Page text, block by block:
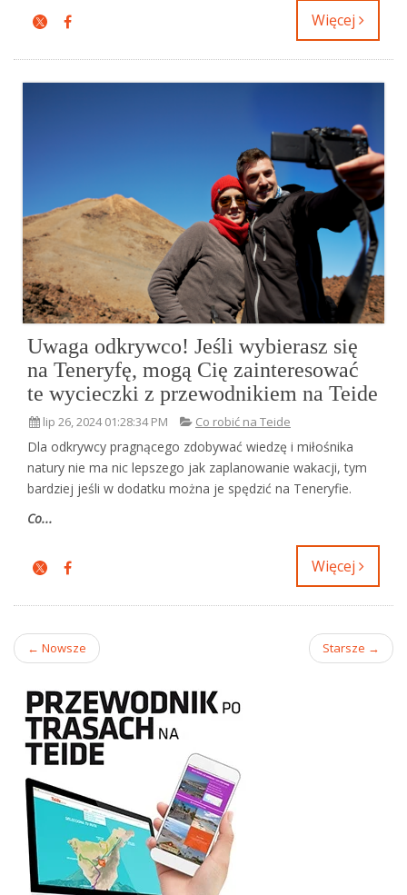
Więcej
Uwaga odkrywco! Jeśli wybierasz się
na Teneryfę, mogą Cię zainteresować
te wycieczki z przewodnikiem na Teide
lip 26, 2024 01:28:34 PM Co robić na Teide
Dla odkrywcy pragnącego zdobywać wiedzę i miłośnika
natury nie ma nic lepszego jak zaplanowanie wakacji, tym
bardziej jeśli w dodatku można je spędzić na Teneryfie.
Co...
Więcej
← Nowsze Starsze →